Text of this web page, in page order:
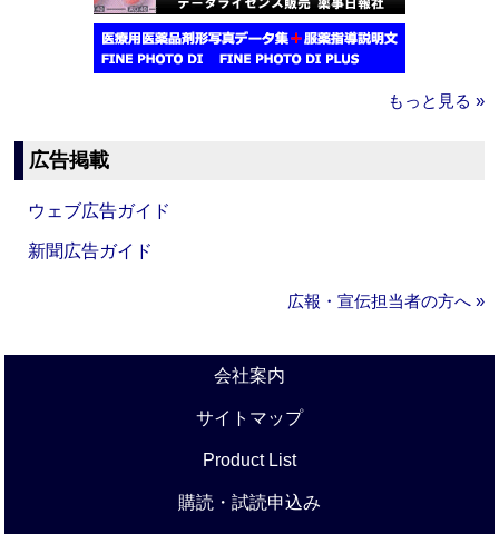
もっと見る »
広告掲載
ウェブ広告ガイド
新聞広告ガイド
広報・宣伝担当者の方へ »
会社案内
サイトマップ
Product List
購読・試読申込み